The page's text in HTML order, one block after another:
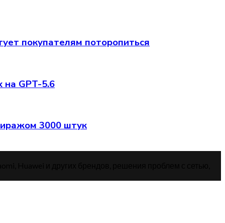
покупателям поторопиться
на GPT-5.6
3000 штук